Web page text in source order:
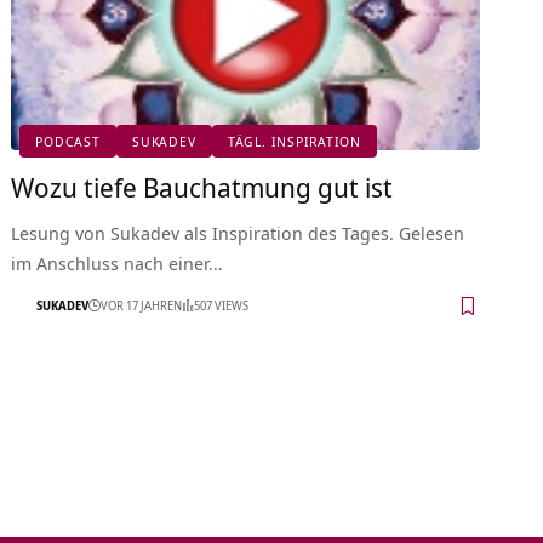
PODCAST SUKADEV TÄGL. INSPIRATION
Wozu tiefe Bauchatmung gut ist
Lesung von Sukadev als Inspiration des Tages. Gelesen
im Anschluss nach einer…
SUKADEV VOR 17 JAHREN 507 VIEWS